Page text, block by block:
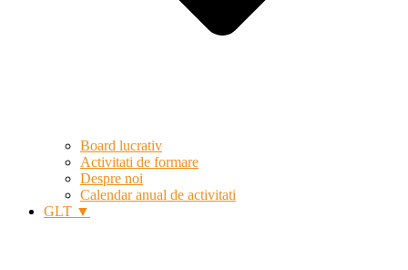
Board lucrativ
Activitati de formare
Despre noi
Calendar anual de activitati
GLT ▼